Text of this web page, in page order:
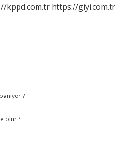
kppd.com.tr https://giyi.com.tr
?
ölür ?